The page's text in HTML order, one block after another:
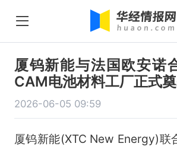
厦钨新能与法国欧安诺
CAM电池材料工厂正式
2026-06-05 09:59
厦钨新能(XTC New Energy)联